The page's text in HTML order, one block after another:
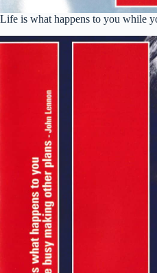
Life is what happens to you while